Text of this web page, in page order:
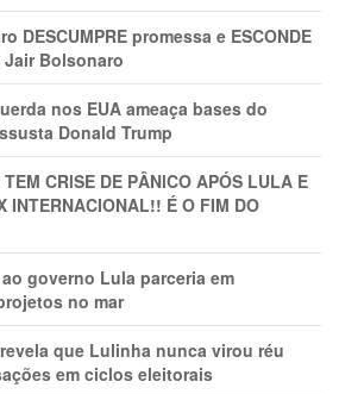
DESCUMPRE promessa e ESCONDE
Bolsonaro
nos EUA ameaça bases do
Donald Trump
CRlSE DE PÂNlCO APÓS LULA E
INTERNACIONAL!! É O FIM DO
governo Lula parceria em
no mar
que Lulinha nunca virou réu
em ciclos eleitorais